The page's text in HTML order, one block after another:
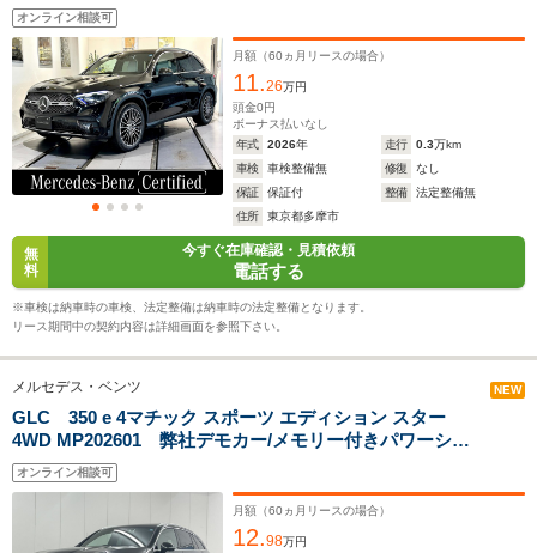
WLTCモード
燃費
駆動方式
ホイールベース
-m
11.9～18.2km/L
└市街地:9.2～
└郊外:12.1～
└高速道路:13.4～
20.4km/L
4WD
12.0～17.5km/L
└市街地:8.8～
└郊外:12.1～
FF、4WD
白内装/ワンオーナー/メモリー付きパワーシート/シートヒ
ーター/全方位カメラ/アンビエントライト/純正ドラレコ/
メルセデスme/MBUX/電動リアゲート/メルセデスケア
オンライン相談可
月額（60 ヵ月リースの場合）
11.26万円
頭金0円
ボーナス払いなし
年式
2026年 走行 0.3万km
車検
車検整備無 修復
なし
保証
保証付 整備
法定整備無
住所
東京都多摩市
無
料
今すぐ在庫確認・見積依頼
電話する
※車検は納車時の車検、法定整備は納車時の法定整備となります。
リース期間中の契約内容は詳細画面を参照下さい。
メルセデス・ベンツ NEW
GLC 350 e 4マチック スポーツ エディション スター
4WD MP202601 弊社デモカー/メモリー付きパワーシー
ト/シートヒーター&ベンチレーター/パノラミックスライ
ディングルーフ/ヘッドアップディスプレイ/360カメラシ
ステム/AMGレザーエクスクルーシブパッケー
ジ/Bluetooth接続/
オンライン相談可
月額（60 ヵ月リースの場合）
12.98万円